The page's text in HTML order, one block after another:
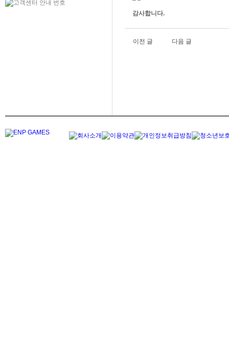
감사합니다.
이전 글 다음 글